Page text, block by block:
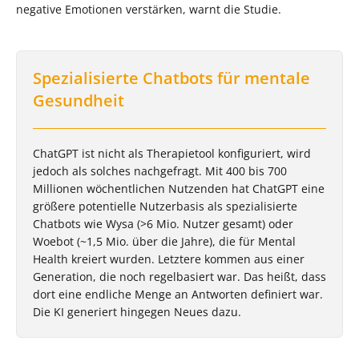
negative Emotionen verstärken, warnt die Studie.
Spezialisierte Chatbots für mentale
Gesundheit
ChatGPT ist nicht als Therapietool konfiguriert, wird
jedoch als solches nachgefragt. Mit 400 bis 700
Millionen wöchentlichen Nutzenden hat ChatGPT eine
größere potentielle Nutzerbasis als spezialisierte
Chatbots wie Wysa (>6 Mio. Nutzer gesamt) oder
Woebot (~1,5 Mio. über die Jahre), die für Mental
Health kreiert wurden. Letztere kommen aus einer
Generation, die noch regelbasiert war. Das heißt, dass
dort eine endliche Menge an Antworten definiert war.
Die KI generiert hingegen Neues dazu.